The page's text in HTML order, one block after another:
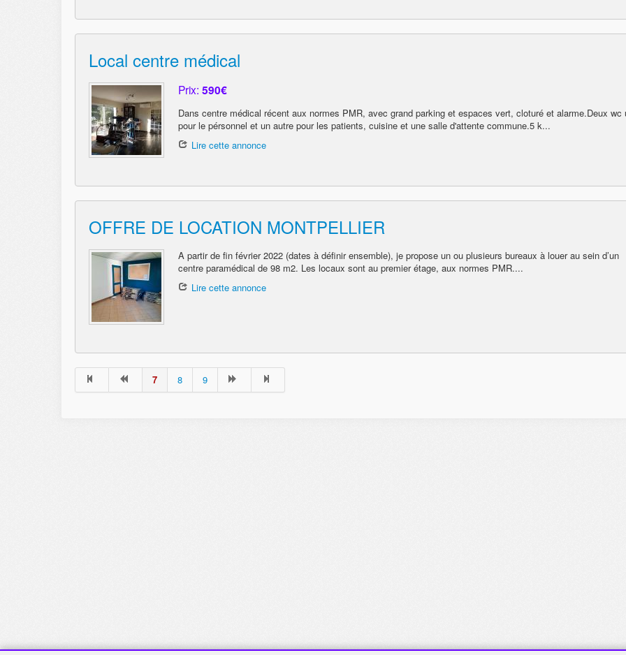
Local centre médical
Prix: 590€
Dans centre médical récent aux normes PMR, avec grand parking et espaces vert, cloturé et alarme.Deux wc
pour le pérsonnel et un autre pour les patients, cuisine et une salle d'attente commune.5 k...
Lire cette annonce
OFFRE DE LOCATION MONTPELLIER
A partir de fin février 2022 (dates à définir ensemble), je propose un ou plusieurs bureaux à louer au sein d’un
centre paramédical de 98 m2. Les locaux sont au premier étage, aux normes PMR....
Lire cette annonce
7 8 9